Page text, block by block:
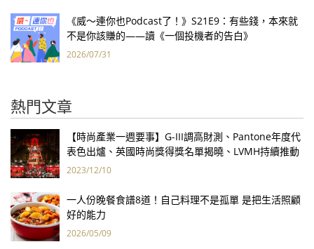
《威～連你也Podcast了！》S21E9：有些錢，本來就
不是你該賺的——讀《一個投機者的告白》
2026/07/31
熱門文章
【時尚產業一週要事】G-III調高財測、Pantone年度代
表色出爐、英國時尚獎得獎名單揭曉、LVMH持續推動
永續發展計畫
2023/12/10
一人份晚餐食譜8道！自己料理不是孤單 是把生活照顧
好的能力
2026/05/09